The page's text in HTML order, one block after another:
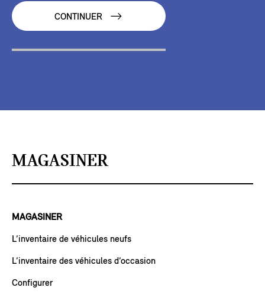
CONTINUER
MAGASINER
MAGASINER
L’inventaire de véhicules neufs
L’inventaire des véhicules d’occasion
Configurer